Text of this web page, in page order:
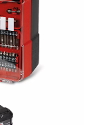
Maps!
to load due
to the
to setup
this content
used.
Consent